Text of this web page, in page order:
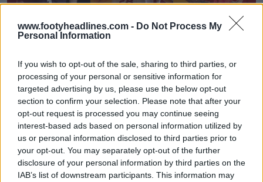
www.footyheadlines.com - Do Not Process My
Personal Information
If you wish to opt-out of the sale, sharing to third parties, or
processing of your personal or sensitive information for
targeted advertising by us, please use the below opt-out
section to confirm your selection. Please note that after your
opt-out request is processed you may continue seeing
interest-based ads based on personal information utilized by
us or personal information disclosed to third parties prior to
your opt-out. You may separately opt-out of the further
disclosure of your personal information by third parties on the
IAB’s list of downstream participants. This information may
Camisas do Houston Rockets 26-27 reveladas +
Novo logotipo
OFICIAL Basketball Jersey Archive 14h